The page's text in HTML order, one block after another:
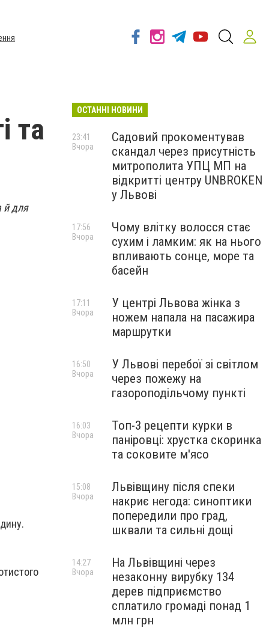
та
й для
ОСТАННІ НОВИНИ
Садовий прокоментував
скандал через присутність
митрополита УПЦ МП на
відкритті центру UNBROKEN
у Львові
23:41
Вчора
Чому влітку волосся стає
сухим і ламким: як на нього
впливають сонце, море та
басейн
17:56
Вчора
У центрі Львова жінка з
ножем напала на пасажира
маршрутки
17:11
Вчора
У Львові перебої зі світлом
через пожежу на
газороподільчому пункті
16:50
Вчора
Топ-3 рецепти курки в
паніровці: хрустка скоринка
та соковите м'ясо
16:03
Вчора
Львівщину після спеки
накриє негода: синоптики
попередили про град,
шквали та сильні дощі
15:08
Вчора
На Львівщині через
незаконну вирубку 134
дерев підприємство
сплатило громаді понад 1
млн грн
14:27
Вчора